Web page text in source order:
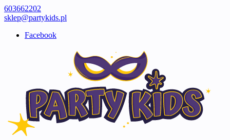
603662202
sklep@partykids.pl
Facebook